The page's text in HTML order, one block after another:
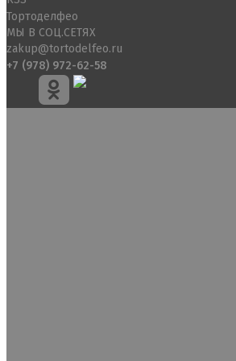
Тортоделфео
МЫ В СОЦ.СЕТЯХ
zakup@tortodelfeo.ru
+7 (978) 972-62-58